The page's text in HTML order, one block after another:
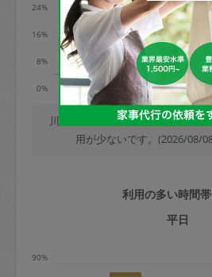
金曜日9時～土曜日8時
100%
土曜日8時〜実施時間＝
＋交通費全額
依頼者不在による当日
金額の100%＋交通費全
定期契約をキャンセルす
期は月2回まで隔週定期
0%
8%
16%
24%
月 水 木
川崎市では、毎週火曜日の利用が
用が少ないです。(2026/08/
利用の多い時間
平日
90%